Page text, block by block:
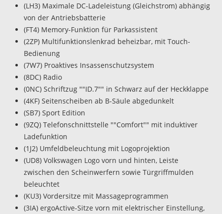
(LH3) Maximale DC-Ladeleistung (Gleichstrom) abhängig
von der Antriebsbatterie
(FT4) Memory-Funktion für Parkassistent
(2ZP) Multifunktionslenkrad beheizbar, mit Touch-
Bedienung
(7W7) Proaktives Insassenschutzsystem
(8DC) Radio
(0NC) Schriftzug ""ID.7"" in Schwarz auf der Heckklappe
(4KF) Seitenscheiben ab B-Säule abgedunkelt
(SB7) Sport Edition
(9ZQ) Telefonschnittstelle ""Comfort"" mit induktiver
Ladefunktion
(1J2) Umfeldbeleuchtung mit Logoprojektion
(UD8) Volkswagen Logo vorn und hinten, Leiste
zwischen den Scheinwerfern sowie Türgriffmulden
beleuchtet
(KU3) Vordersitze mit Massageprogrammen
(3IA) ergoActive-Sitze vorn mit elektrischer Einstellung,